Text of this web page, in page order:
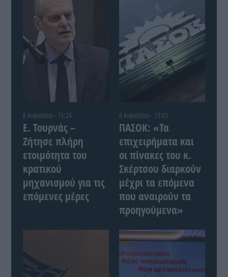
8 Αυγούστου - 15:24
Ε. Τουρνάς –
Ζήτησε πλήρη
ετοιμότητα του
κρατικού
μηχανισμού για τις
επόμενες μέρες
8 Αυγούστου - 13:03
ΠΑΣΟΚ: «Τα
επιχειρήματα και
οι πίνακες του κ.
Σκέρτσου διαρκούν
μέχρι τα επόμενα
που αναιρούν τα
προηγούμενα»